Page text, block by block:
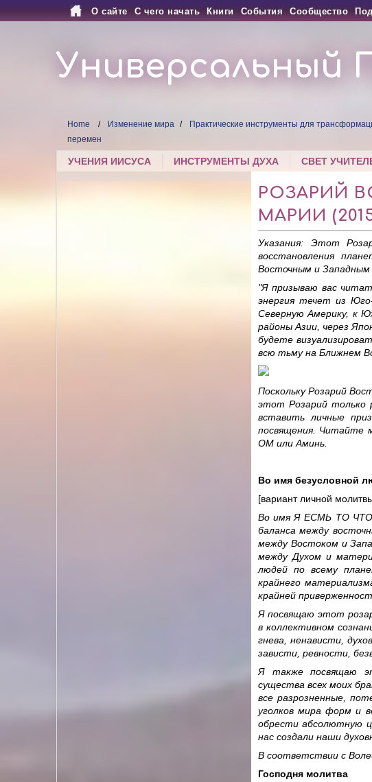
О сайте С чего начать Книги События Сообщество
Универсальный
Home Изменение мира Практические инструменты для
перемен
УЧЕНИЯ ИИСУСА ИНСТРУМЕНТЫ ДУХА СВЕТ
РОЗАРИЙ
МАРИИ
Указания: Этот
восстановления
Восточным и Западным
"Я призываю вас
энергия течет из
Северную Америку, к
районы Азии, через
будете
всю тьму на Ближнем
Поскольку Розарий
этот Розарий
вставить личные
посвящения. Читайте
OM или Аминь.
Во имя безусловной
[вариант личной
Во имя Я ЕСМЬ ТО ЧТО
баланса между
между Востоком и
между Духом и
людей по всему
крайнего
крайней
Я посвящаю этот
в коллективном
гнева, ненависти,
зависти, ревности,
Я также посвящаю
существа всех моих
все разрозненные,
уголков мира форм и
обрести абсолютную
нас создали наши
В соответствии с
Господня молитва